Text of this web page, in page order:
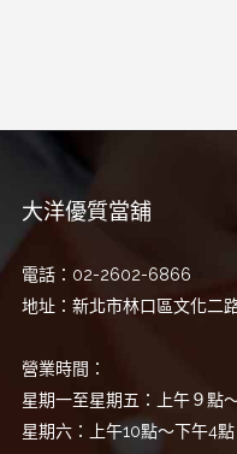
大洋優質當舖
電話：02-2602-6866
地址：新北市林口區文化二
營業時間：
星期一至星期五：上午９點
星期六：上午10點～下午4點